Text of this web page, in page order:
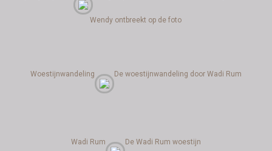
Wendy ontbreekt op de foto
Woestijnwandeling De woestijnwandeling door Wadi Rum
Wadi Rum De Wadi Rum woestijn